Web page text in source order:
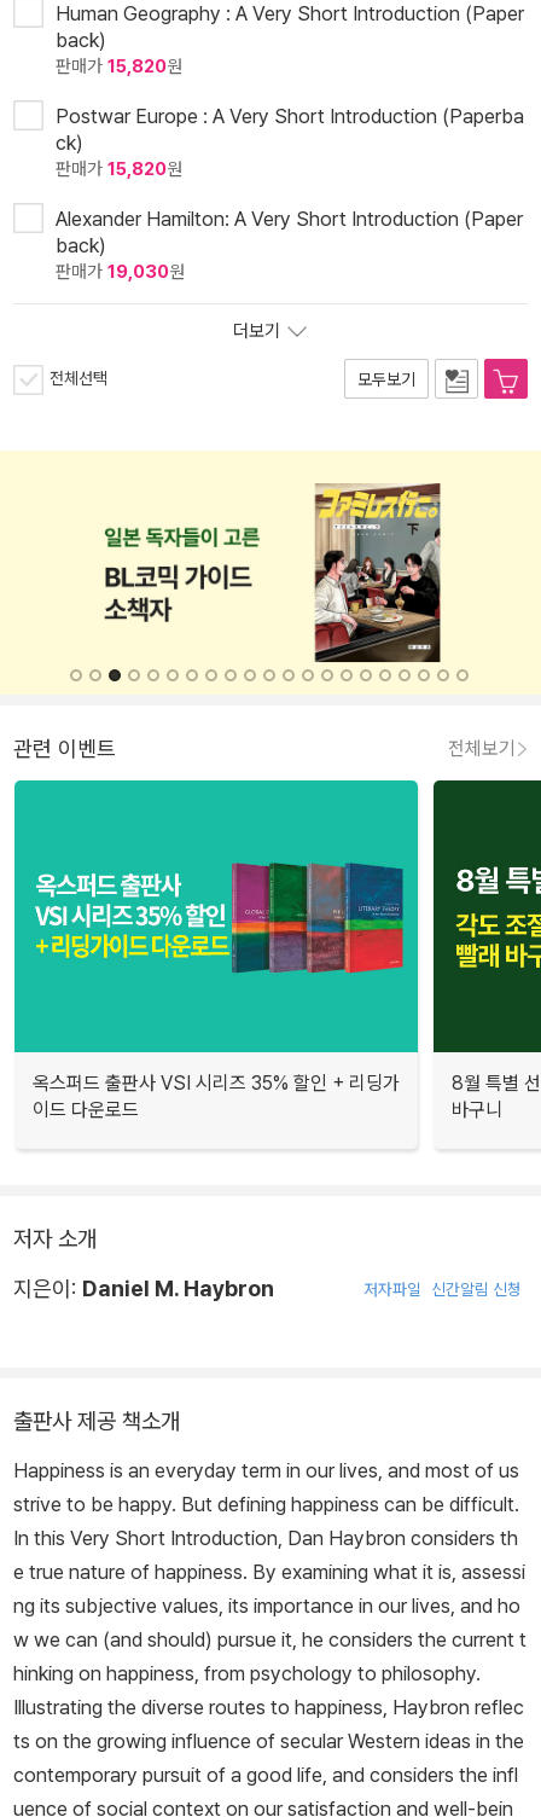
Human Geography : A Very Short Introduction (Paper
back)
판매가 15,820원
Postwar Europe : A Very Short Introduction (Paperba
ck)
판매가 15,820원
Alexander Hamilton: A Very Short Introduction (Paper
back)
판매가 19,030원
더보기
전체선택 모두보기
관련 이벤트 전체보기
옥스퍼드 출판사 VSI 시리즈 35% 할인 + 리딩가
이드 다운로드
8월 특별
바구니
저자 소개
지은이: Daniel M. Haybron 저자파일 신간알림 신청
출판사 제공 책소개
Happiness is an everyday term in our lives, and most of us
strive to be happy. But defining happiness can be difficult.
In this Very Short Introduction, Dan Haybron considers th
e true nature of happiness. By examining what it is, assessi
ng its subjective values, its importance in our lives, and ho
w we can (and should) pursue it, he considers the current t
hinking on happiness, from psychology to philosophy.
Illustrating the diverse routes to happiness, Haybron reflec
ts on the growing influence of secular Western ideas in the
contemporary pursuit of a good life, and considers the infl
uence of social context on our satisfaction and well-bein